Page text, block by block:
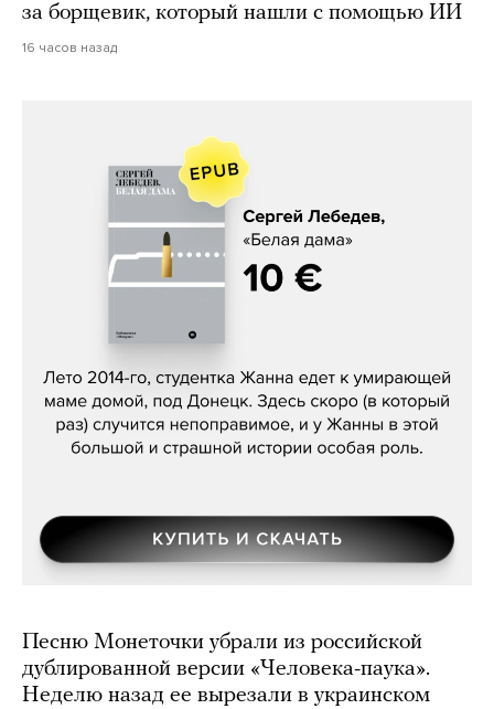
за борщевик, который нашли с помощью ИИ
16 часов назад
Сергей Лебедев, «Белая дама»
Песню Монеточки убрали из российской
дублированной версии «Человека-паука».
Неделю назад ее вырезали в украинском